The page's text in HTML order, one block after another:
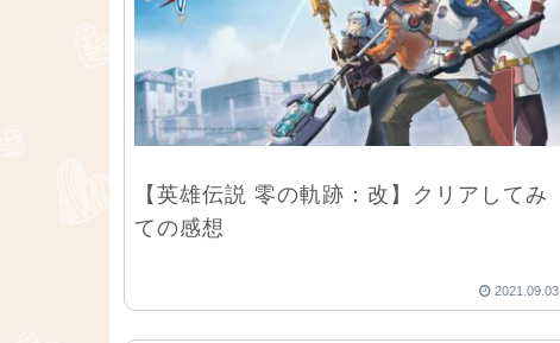
【英雄伝説 零の軌跡：改】クリアしてみ
ての感想
2021.09.03